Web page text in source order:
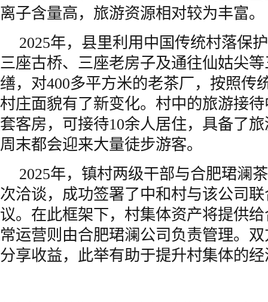
离子含量高，旅游资源相对较为丰富。
2025年，县里利用中国传统村落保
三座古桥、三座老房子及通往仙姑尖
缮，对400多平方米的老茶厂，按照传
村庄面貌有了新变化。村中的旅游接
套客房，可接待10余人居住，具备了
周末都会迎来大量徒步游客。
2025年，镇村两级干部与合肥珺澜
次洽谈，成功签署了中和村与该公司
议。在此框架下，村集体资产将提供
常运营则由合肥珺澜公司负责管理。
分享收益，此举有助于提升村集体的